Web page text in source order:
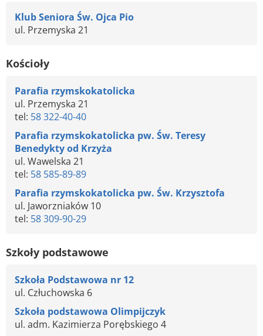
Klub Seniora Św. Ojca Pio
ul. Przemyska 21
Kościoły
Parafia rzymskokatolicka
ul. Przemyska 21
tel: 58 322-40-40
Parafia rzymskokatolicka pw. Św. Teresy
Benedykty od Krzyża
ul. Wawelska 21
tel: 58 585-89-89
Parafia rzymskokatolicka pw. Św. Krzysztofa
ul. Jaworzniaków 10
tel: 58 309-90-29
Szkoły podstawowe
Szkoła Podstawowa nr 12
ul. Człuchowska 6
Szkoła podstawowa Olimpijczyk
ul. adm. Kazimierza Porębskiego 4